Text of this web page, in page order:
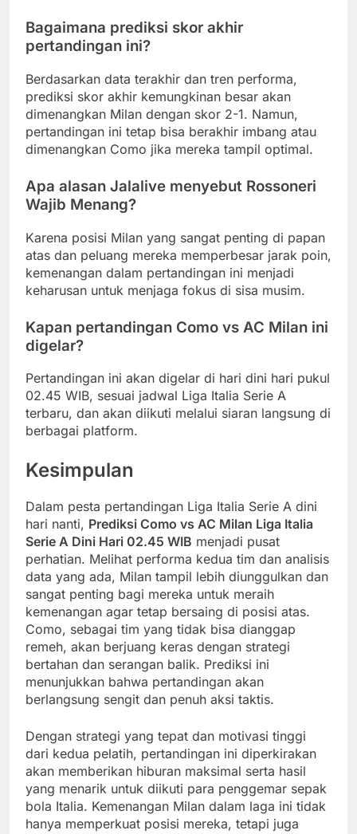
Bagaimana prediksi skor akhir
pertandingan ini?
Berdasarkan data terakhir dan tren performa,
prediksi skor akhir kemungkinan besar akan
dimenangkan Milan dengan skor 2-1. Namun,
pertandingan ini tetap bisa berakhir imbang atau
dimenangkan Como jika mereka tampil optimal.
Apa alasan Jalalive menyebut Rossoneri
Wajib Menang?
Karena posisi Milan yang sangat penting di papan
atas dan peluang mereka memperbesar jarak poin,
kemenangan dalam pertandingan ini menjadi
keharusan untuk menjaga fokus di sisa musim.
Kapan pertandingan Como vs AC Milan ini
digelar?
Pertandingan ini akan digelar di hari dini hari pukul
02.45 WIB, sesuai jadwal Liga Italia Serie A
terbaru, dan akan diikuti melalui siaran langsung di
berbagai platform.
Kesimpulan
Dalam pesta pertandingan Liga Italia Serie A dini
hari nanti, Prediksi Como vs AC Milan Liga Italia
Serie A Dini Hari 02.45 WIB menjadi pusat
perhatian. Melihat performa kedua tim dan analisis
data yang ada, Milan tampil lebih diunggulkan dan
sangat penting bagi mereka untuk meraih
kemenangan agar tetap bersaing di posisi atas.
Como, sebagai tim yang tidak bisa dianggap
remeh, akan berjuang keras dengan strategi
bertahan dan serangan balik. Prediksi ini
menunjukkan bahwa pertandingan akan
berlangsung sengit dan penuh aksi taktis.
Dengan strategi yang tepat dan motivasi tinggi
dari kedua pelatih, pertandingan ini diperkirakan
akan memberikan hiburan maksimal serta hasil
yang menarik untuk diikuti para penggemar sepak
bola Italia. Kemenangan Milan dalam laga ini tidak
hanya memperkuat posisi mereka, tetapi juga